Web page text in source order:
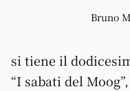
Bruno
si tiene il
“I sabati del